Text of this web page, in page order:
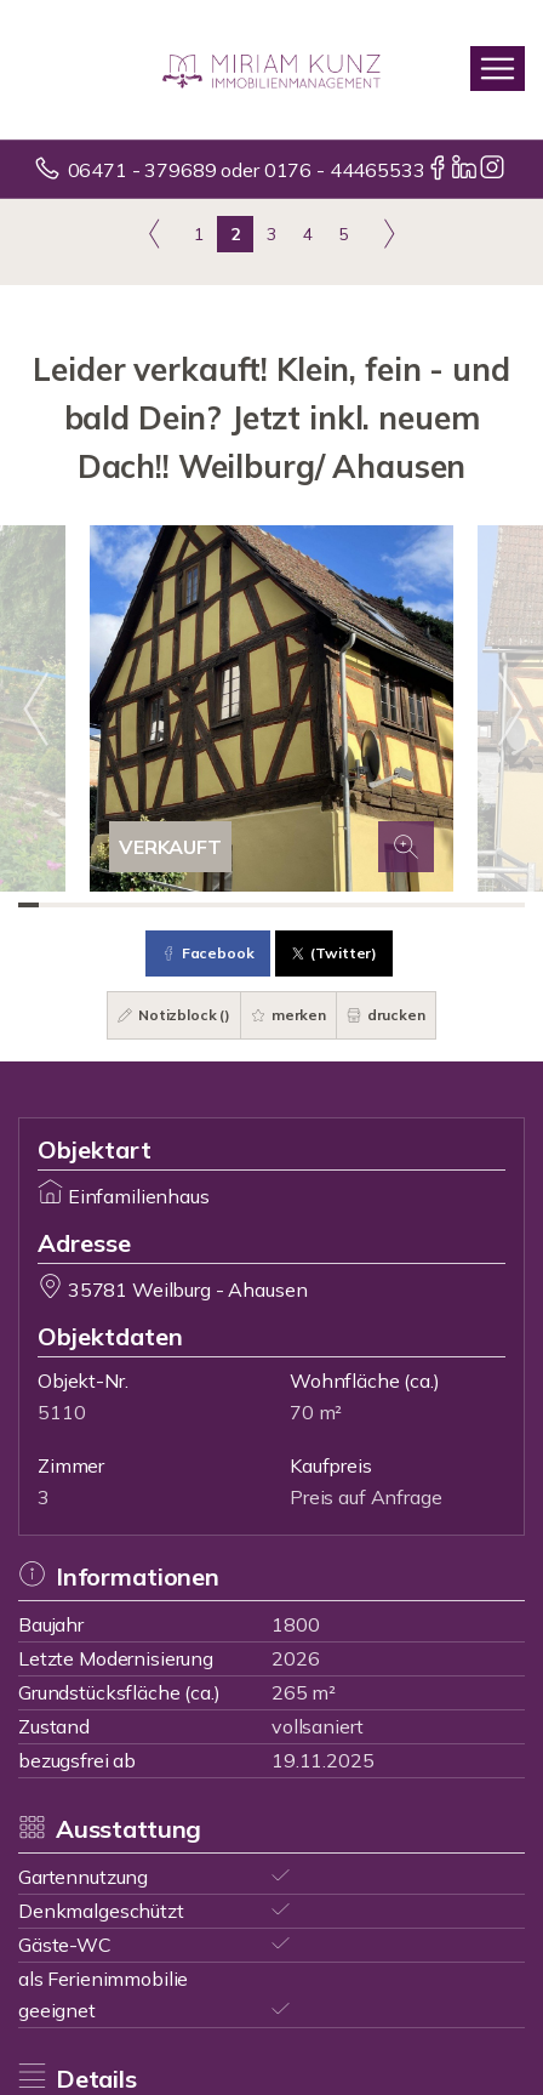
06471 - 379689 oder 0176 - 44465533
1 2 3 4 5
Leider verkauft! Klein, fein - und
bald Dein? Jetzt inkl. neuem
Dach!! Weilburg/ Ahausen
VERKAUFT
Facebook (Twitter)
Notizblock () merken drucken
Objektart
Einfamilienhaus
Adresse
35781 Weilburg - Ahausen
Objektdaten
Objekt-Nr.
5110
Wohnfläche (ca.)
70 m²
Zimmer
3
Kaufpreis
Preis auf Anfrage
Informationen
Baujahr
1800
Letzte Modernisierung
2026
Grundstücksfläche (ca.)
265 m²
Zustand
vollsaniert
bezugsfrei ab
19.11.2025
Ausstattung
Gartennutzung
Denkmalgeschützt
Gäste-WC
als Ferienimmobilie
geeignet
Details